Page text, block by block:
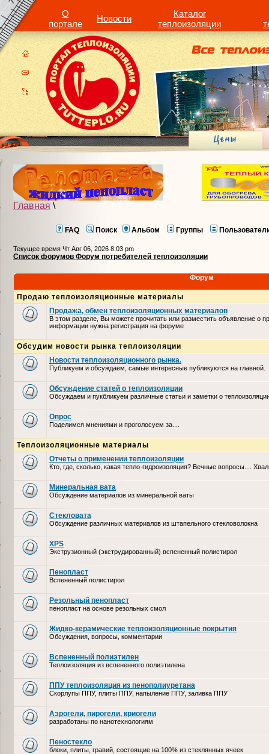
О
портале
Новости
Каталог
теплоизоляции
Главная \
FAQ Поиск Альбом Группы
Текущее время Чт Авг 06, 2026 8:03 pm
Список форумов Форум потребителей теплоизоляции
Форум
Продаю теплоизоляционные материалы
Продажа, обмен теплоизоляционных материалов
В этом разделе, Вы можете прочитать или разместить объявление о
информации нужна регистрация на форуме
Обсудим новости рынка теплоизоляции
Новости теплоизоляционного рынка.
Публикуем и обсуждаем, самые интересные публикуются на главной.
Обсуждение статей о теплоизоляции
Обсуждаем и пукбликуем различные статьи и заметки о
Опрос
Поделимся мнениями и проголосуем за....
Теплоизоляционные материалы
Отчеты о применении теплоизоляции
Кто, где, сколько, какая тепло-гидроизоляция? Вечные вопросы....
Минеральная вата
Обсуждение материалов из минеральной ваты
Стекловата
Обсуждение различных материалов из штапельного стекловолокна
XPS
Экструзионный (экструдированный) вспененный полистирол
Пенопласт
Вспененный полистирол
Резольный пенопласт
пенопласт на основе резольных смол
Жидко-керамические теплоизоляционные покрытия
Обсуждения, вопросы, комментарии
Вспененный полиэтилен
Теплоизоляция из вспененного полиэтилена
ППУ теплоизоляция из пенополиуретана
Скорлупы ППУ, плиты ППУ, напыление ППУ, заливка ППУ
Аэрогели, пирогели, криогели
разработаны по нанотехнологиям
Пеностекло
блоки, плиты, гравий, состоящие на 100% из стеклянных ячеек